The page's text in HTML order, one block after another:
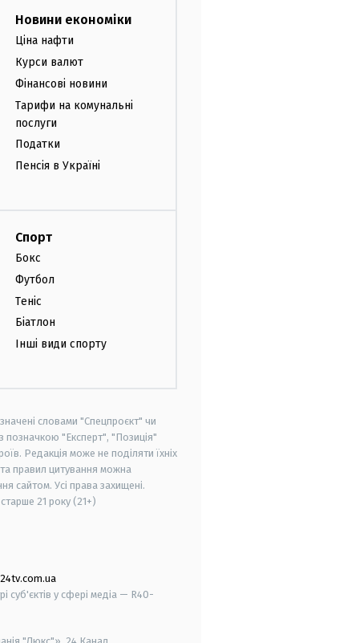
Новини економіки
Ціна нафти
Курси валют
Фінансові новини
Тарифи на комунальні
послуги
Податки
Пенсія в Україні
Спорт
Бокс
Футбол
Теніс
Біатлон
Інші види спорту
словами "Спецпроєкт" чи
позначкою "Експерт", "Позиція"
Редакція може не поділяти їхніх
правил цитування можна
сайтом. Усі права захищені.
21 року (21+)
суб'єктів у сфері медіа — R40-